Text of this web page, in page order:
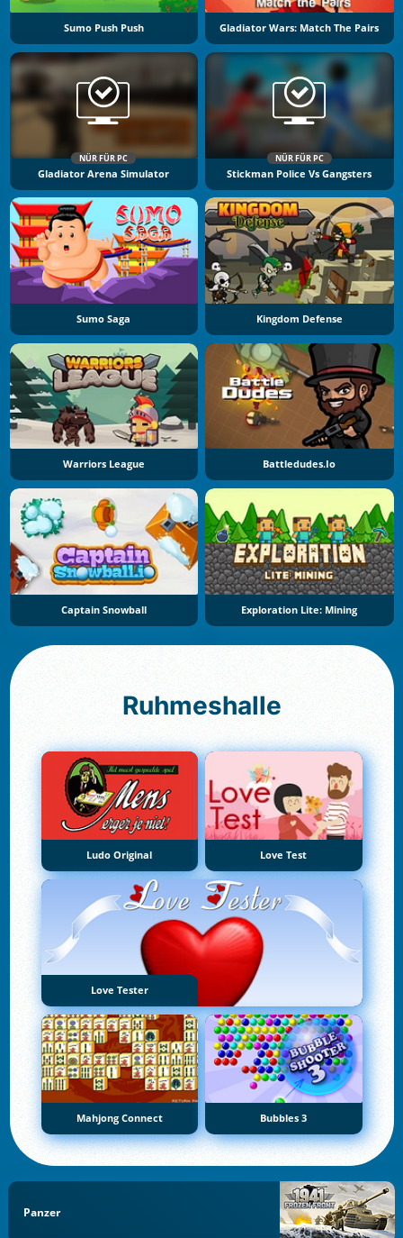
Sumo Push Push Gladiator Wars: Match The Pairs
NÜR FÜR PC
Gladiator Arena Simulator
NÜR FÜR PC
Stickman Police Vs Gangsters
Sumo Saga Kingdom Defense
Warriors League Battledudes.io
Captain Snowball Exploration Lite: Mining
Ruhmeshalle
Ludo Original Love Test
Love Tester
Mahjong Connect Bubbles 3
Panzer